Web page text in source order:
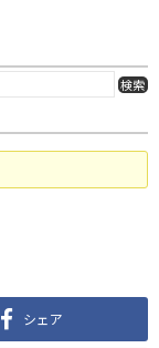
シェア